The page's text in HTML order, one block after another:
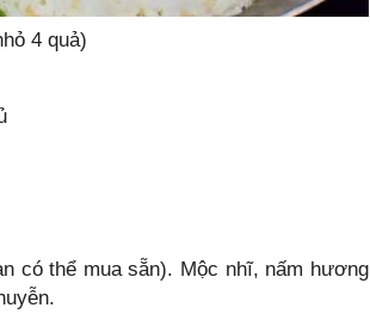
4 quả)
có thể mua sẵn). Mộc nhĩ, nấm hương